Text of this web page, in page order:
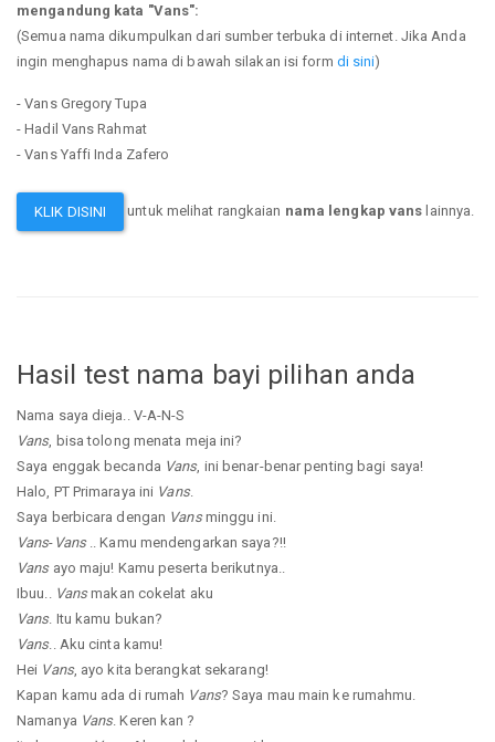
mengandung kata "Vans":
(Semua nama dikumpulkan dari sumber terbuka di internet. Jika Anda
ingin menghapus nama di bawah silakan isi form di sini)
- Vans Gregory Tupa
- Hadil Vans Rahmat
- Vans Yaffi Inda Zafero
KLIK DISINI untuk melihat rangkaian nama lengkap vans lainnya.
Hasil test nama bayi pilihan anda
Nama saya dieja.. V-A-N-S
Vans, bisa tolong menata meja ini?
Saya enggak becanda Vans, ini benar-benar penting bagi saya!
Halo, PT Primaraya ini Vans.
Saya berbicara dengan Vansminggu ini.
Vans- Vans.. Kamu mendengarkan saya?!!
Vansayo maju! Kamu peserta berikutnya..
Ibuu..
Vansmakan cokelat aku
Vans. Itu kamu bukan?
Vans.. Aku cinta kamu!
Hei Vans, ayo kita berangkat sekarang!
Kapan kamu ada di rumah Vans? Saya mau main ke rumahmu.
Namanya Vans. Keren kan ?